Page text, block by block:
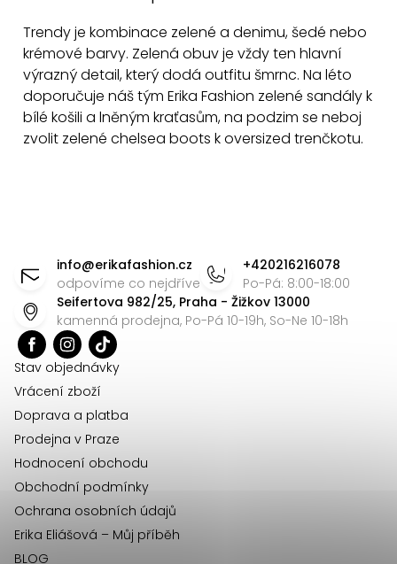
a
c
í
p
r
v
p
i
s
k
o
v
á
n
í
Trendy je kombinace zelené a denimu, šedé nebo
krémové barvy. Zelená obuv je vždy ten hlavní
výrazný detail, který dodá outfitu šmrnc. Na léto
doporučuje náš tým Erika Fashion zelené sandály k
bílé košili a lněným kraťasům, na podzim se neboj
zvolit zelené chelsea boots k oversized trenčkotu.
info@erikafashion.cz
odpovíme co nejdříve
+420216216078
Po-Pá: 8:00-18:00
Seifertova 982/25, Praha - Žižkov 13000
kamenná prodejna, Po-Pá 10-19h, So-Ne 10-18h
Stav objednávky
Vrácení zboží
Doprava a platba
Prodejna v Praze
Hodnocení obchodu
Obchodní podmínky
Ochrana osobních údajů
Erika Eliášová – Můj příběh
BLOG